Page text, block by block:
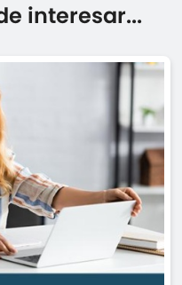
interesar...